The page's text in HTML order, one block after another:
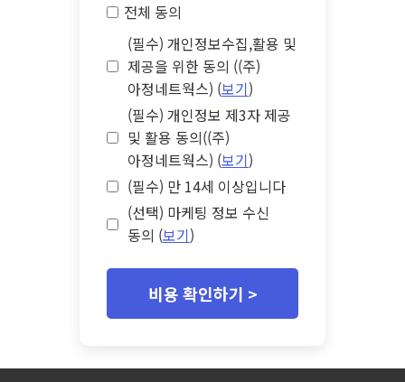
전체 동의
(필수) 개인정보수집,활용 및
제공을 위한 동의 ((주)
아정네트웍스) (보기)
(필수) 개인정보 제3자 제공
및 활용 동의((주)
아정네트웍스) (보기)
(필수) 만 14세 이상입니다
(선택) 마케팅 정보 수신
동의 (보기)
비용 확인하기 >